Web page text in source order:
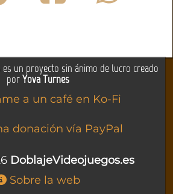
es un proyecto sin ánimo de lucro creado
porYova Turnes
a un café en Ko-Fi
donación vía PayPal
DoblajeVideojuegos.es
Sobre la web